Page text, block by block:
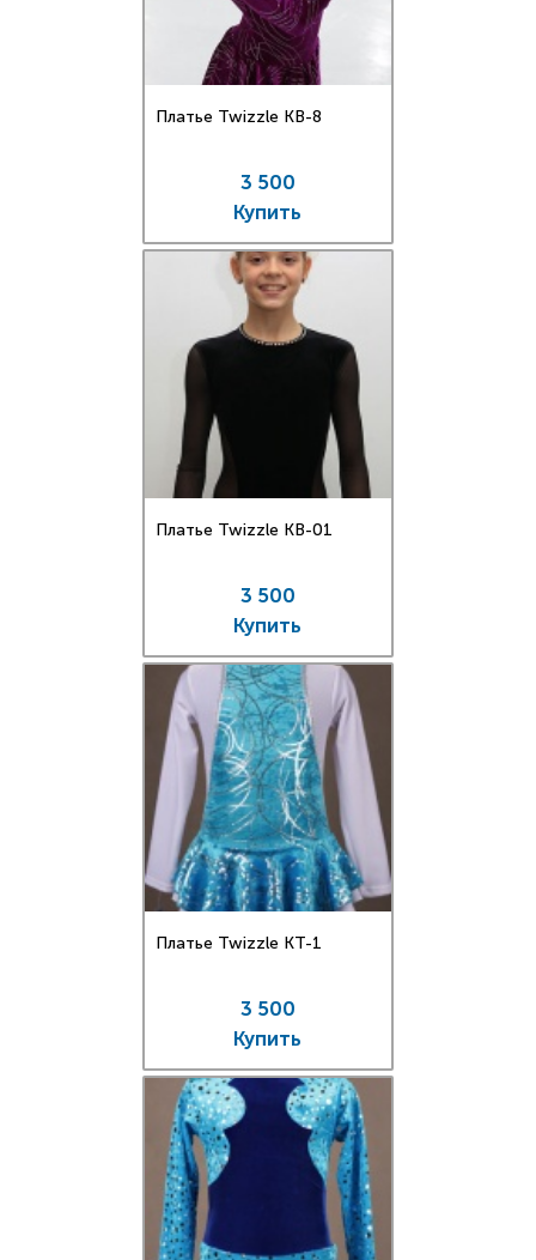
Платье Twizzle КВ-8
3 500
Купить
Платье Twizzle КВ-01
3 500
Купить
Платье Twizzle КT-1
3 500
Купить